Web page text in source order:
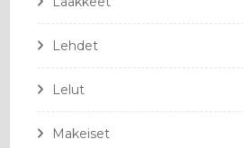
Lehdet
Lelut
Makeiset